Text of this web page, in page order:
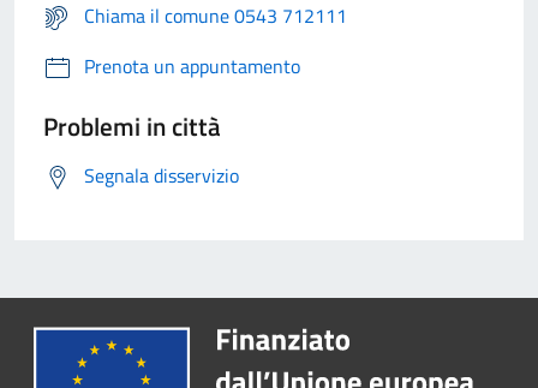
Chiama il comune 0543 712111
Prenota un appuntamento
Problemi in città
Segnala disservizio